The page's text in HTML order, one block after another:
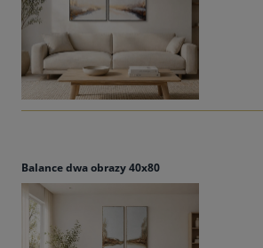
Balance dwa obrazy 40x80